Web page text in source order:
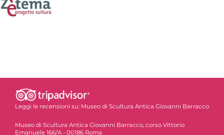
Leggi le recensioni su: Museo di Scultura Antica Giovanni Barracco
Museo di Scultura Antica Giovanni Barracco, corso Vittorio
Emanuele 166/A - 00186 Roma